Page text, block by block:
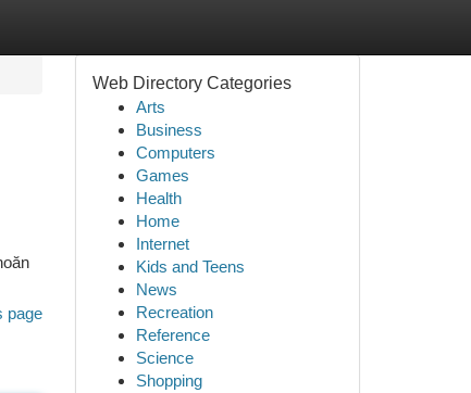
page
Web Directory Categories
Arts
Business
Computers
Games
Health
Home
Internet
Kids and Teens
News
Recreation
Reference
Science
Shopping